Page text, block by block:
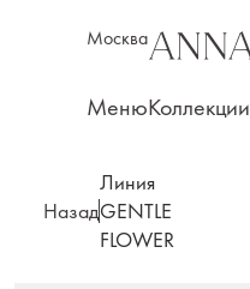
Москва
МенюКоллекции
Назад
Линия
GENTLE
FLOWER